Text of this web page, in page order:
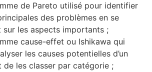
de Pareto utilisé pour identifier
des problèmes en se
sur les aspects importants ;
cause-effet ou Ishikawa qui
les causes potentielles d’un
de les classer par catégorie ;